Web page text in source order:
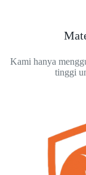
Kami hanya
tinggi